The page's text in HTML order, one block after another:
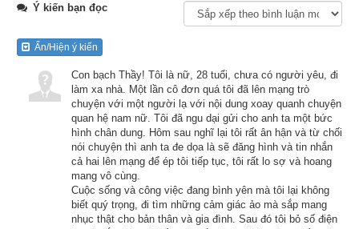
Nghiệp chướng của người nữ so với người nam vẫn luôn
phương diện nào cũng không thắng được một người đàn ông.
Vì thế, người đàn bà nào trên thế giới này cũng phải sinh tâm
tàm quý đã sinh làm thân nữ.
Thời quá khứ có một cô gái, vì muốn sám hối nghiệp chướng
của mình và muốn các đời sau không còn thọ thân nữ nữa,
mới đem một bó hoa tươi thắm và thơm ngào ngạt đến chùa
dâng cúng đức Phật. Cô chí thành đảnh lễ tượng Phật và sau
đó, ra khỏi chùa đến cửa lớn thì vừa vặn gặp một vị tỳ-kheo.
Ý kiến bạn đọc
Ẩn/Hiện ý kiến
Con bạch Thầy! Tôi là nữ, 28 tuổi, chưa có người yêu, đi
làm xa nhà. Một lần cô đơn quá tôi đã lên mạng trò
chuyện với một người lạ với nội dung xoay quanh chuyện
quan hệ nam nữ. Tôi đã ngu dại gửi cho anh ta một bức
hình chân dung. Hôm sau nghĩ lại tôi rất ân hận và từ chối
nói chuyện thì anh ta đe dọa là sẽ đăng hình và tin nhắn
cả hai lên mạng để ép tôi tiếp tục, tôi rất lo sợ và hoang
mang vô cùng.
Cuộc sống và công việc đang bình yên mà tôi lại không
biết quý trọng, đi tìm những cảm giác ảo mà sắp mang
nhục thật cho bản thân và gia đình. Sau đó tôi bỏ số điện